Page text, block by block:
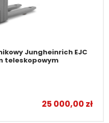
Jungheinrich EJC
teleskopowym
25 000,00 zł